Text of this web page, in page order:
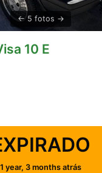
5 fotos
10 E
1 year, 3 months atrás